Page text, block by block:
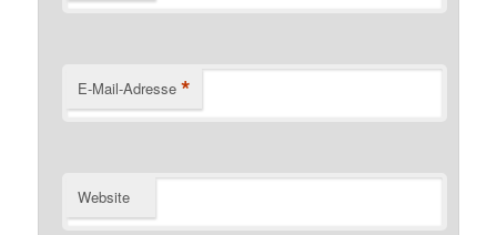
E-Mail-Adresse *
Website